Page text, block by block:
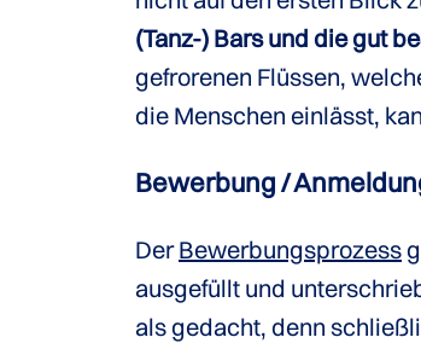
(Tanz-) Bars und die gut
gefrorenen Flüssen,
die Menschen einlässt,
Bewerbung /
DerBewerbungsprozess
ausgefüllt und
als gedacht, denn